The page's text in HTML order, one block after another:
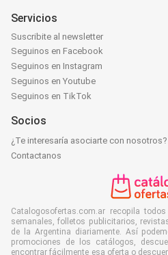
Servicios
Suscribite al newsletter
Seguinos en Facebook
Seguinos en Instagram
Seguinos en Youtube
Seguinos en TikTok
Socios
¿Te interesaría asociarte con nosotros?
Contactanos
Catalogosofertas.com.ar recopila
semanales, folletos publicitarios,
de la Argentina diariamente. Así
promociones de los catálogos,
encontrar fácilmente esa oferta o